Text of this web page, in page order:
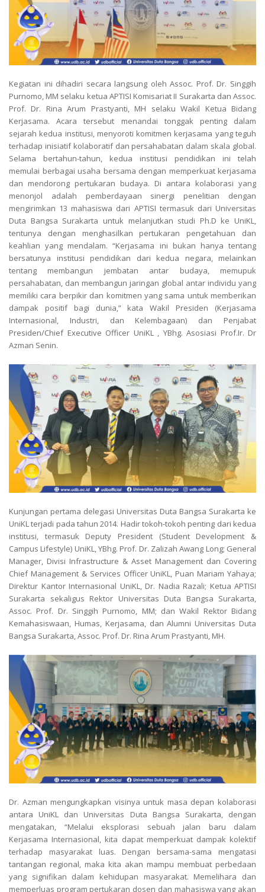
Kegiatan ini dihadiri secara langsung oleh Assoc. Prof. Dr. Singgih
Purnomo, MM selaku ketua APTISI Komisariat II Surakarta dan Assoc.
Prof. Dr. Rina Arum Prastyanti, MH selaku Wakil Ketua Bidang
Kerjasama. Acara tersebut menandai tonggak penting dalam
sejarah kedua institusi, menyoroti komitmen kerjasama yang teguh
terhadap inisiatif kolaboratif dan persahabatan dalam skala global.
Selama bertahun-tahun, kedua institusi pendidikan ini telah
memulai berbagai usaha bersama dengan memperkuat kerjasama
dan mendorong pertukaran budaya. Di antara kolaborasi yang
menonjol adalah pemberdayaan sinergi penelitian dengan
mengirimkan 13 mahasiswa dari APTISI termasuk dari Universitas
Duta Bangsa Surakarta untuk melanjutkan studi Ph.D ke UniKL,
tentunya dengan menghasilkan pertukaran pengetahuan dan
keahlian yang mendalam. “Kerjasama ini bukan hanya tentang
bersatunya institusi pendidikan dari kedua negara, melainkan
tentang membangun jembatan antar budaya, memupuk
persahabatan, dan membangun jaringan global antar individu yang
memiliki cara berpikir dan komitmen yang sama untuk memberikan
dampak positif bagi dunia,” kata Wakil Presiden (Kerjasama
Internasional, Industri, dan Kelembagaan) dan Penjabat
Presiden/Chief Executive Officer UniKL , YBhg. Asosiasi Prof.Ir. Dr
Azman Senin.
Kunjungan pertama delegasi Universitas Duta Bangsa Surakarta ke
UniKL terjadi pada tahun 2014. Hadir tokoh-tokoh penting dari kedua
institusi, termasuk Deputy President (Student Development &
Campus Lifestyle) UniKL, YBhg. Prof. Dr. Zalizah Awang Long; General
Manager, Divisi Infrastructure & Asset Management dan Covering
Chief Management & Services Officer UniKL, Puan Mariam Yahaya;
Direktur Kantor Internasional UniKL, Dr. Nadia Razali; Ketua APTISI
Surakarta sekaligus Rektor Universitas Duta Bangsa Surakarta,
Assoc. Prof. Dr. Singgih Purnomo, MM; dan Wakil Rektor Bidang
Kemahasiswaan, Humas, Kerjasama, dan Alumni Universitas Duta
Bangsa Surakarta, Assoc. Prof. Dr. Rina Arum Prastyanti, MH.
Dr. Azman mengungkapkan visinya untuk masa depan kolaborasi
antara UniKL dan Universitas Duta Bangsa Surakarta, dengan
mengatakan, “Melalui eksplorasi sebuah jalan baru dalam
Kerjasama Internasional, kita dapat memperkuat dampak kolektif
terhadap masyarakat luas. Dengan bersama-sama mengatasi
tantangan regional, maka kita akan mampu membuat perbedaan
yang signifikan dalam kehidupan masyarakat. Memelihara dan
memperluas program pertukaran dosen dan mahasiswa yang akan